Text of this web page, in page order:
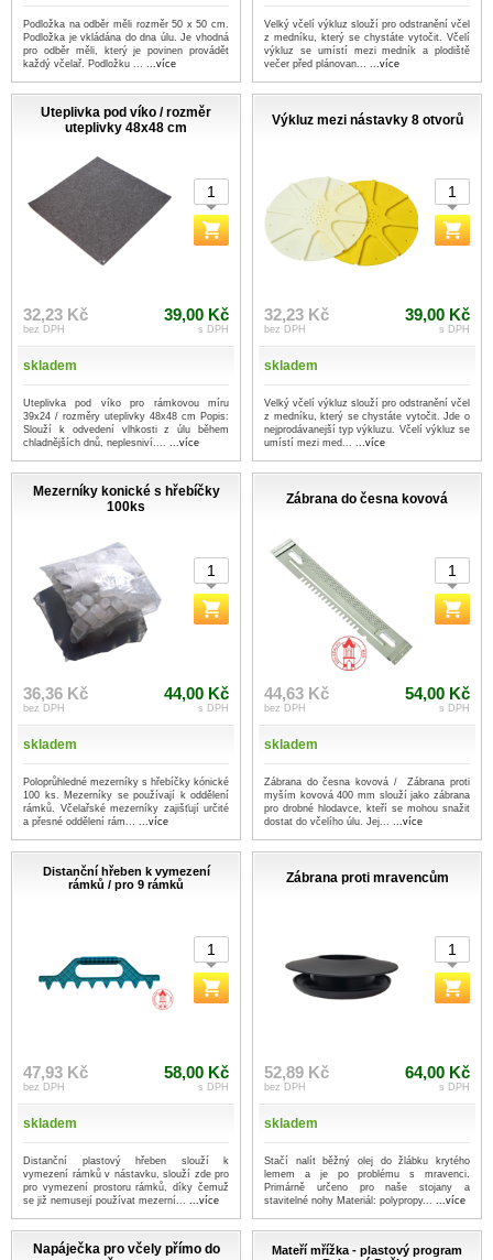
Podložka na odběr měli rozměr 50 x 50 cm.
Podložka je vkládána do dna úlu. Je vhodná
pro odběr měli, který je povinen provádět
každý včelař. Podložku ... ...více
Velký včelí výkluz slouží pro odstranění včel
z medníku, který se chystáte vytočit. Včelí
výkluz se umístí mezi medník a plodiště
večer před plánovan... ...více
Uteplivka pod víko / rozměr
uteplivky 48x48 cm
32,23 Kč
bez DPH
39,00 Kč
s DPH
skladem
Uteplivka pod víko pro rámkovou míru
39x24 / rozměry uteplivky 48x48 cm Popis:
Slouží k odvedení vlhkosti z úlu během
chladnějších dnů, neplesniví.... ...více
Výkluz mezi nástavky 8 otvorů
32,23 Kč
bez DPH
39,00 Kč
s DPH
skladem
Velký včelí výkluz slouží pro odstranění včel
z medníku, který se chystáte vytočit. Jde o
nejprodávanejší typ výkluzu. Včelí výkluz se
umístí mezi med... ...více
Mezerníky konické s hřebíčky
100ks
36,36 Kč
bez DPH
44,00 Kč
s DPH
skladem
Poloprůhledné mezerníky s hřebíčky kónické
100 ks. Mezerníky se používají k oddělení
rámků. Včelařské mezerníky zajišťují určité
a přesné oddělení rám... ...více
Zábrana do česna kovová
44,63 Kč
bez DPH
54,00 Kč
s DPH
skladem
Zábrana do česna kovová / Zábrana proti
myším kovová 400 mm slouží jako zábrana
pro drobné hlodavce, kteří se mohou snažit
dostat do včelího úlu. Jej... ...více
Distanční hřeben k vymezení
rámků / pro 9 rámků
47,93 Kč
bez DPH
58,00 Kč
s DPH
skladem
Distanční plastový hřeben slouží k
vymezení rámků v nástavku, slouží zde pro
pro vymezení prostoru rámků, díky čemuž
se již nemusejí používat mezerní... ...více
Zábrana proti mravencům
52,89 Kč
bez DPH
64,00 Kč
s DPH
skladem
Stačí nalít běžný olej do žlábku krytého
lemem a je po problému s mravenci.
Primárně určeno pro naše stojany a
stavitelné nohy Materiál: polypropy... ...více
Napáječka pro včely přímo do
Mateří mřížka - plastový program